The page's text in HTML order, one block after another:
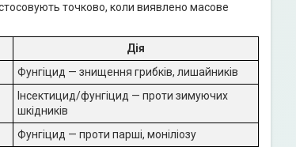
точково, коли виявлено масове
Дія
Фунгіцид — знищення грибків, лишайників
Інсектицид/фунгіцид — проти зимуючих
шкідників
Фунгіцид — проти парші, моніліозу